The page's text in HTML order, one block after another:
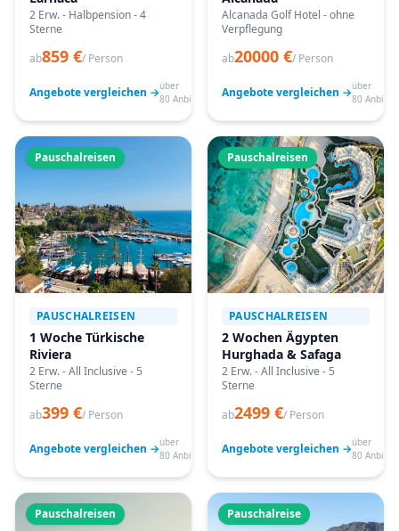
2 Erw. - Halbpension - 4
Sterne
ab859 €/ Person
Angebote vergleichen →über
80 Anbieter
Alcanada Golf Hotel - ohne
Verpflegung
ab20000 €/ Person
Angebote vergleichen →über
80
Pauschalreisen
PAUSCHALREISEN
1 Woche Türkische
Riviera
2 Erw. - All Inclusive - 5
Sterne
ab399 €/ Person
Angebote vergleichen →über
80 Anbieter
Pauschalreisen
PAUSCHALREISEN
2 Wochen Ägypten
Hurghada & Safaga
2 Erw. - All Inclusive - 5
Sterne
ab2499 €/ Person
Angebote vergleichen →über
80
Pauschalreisen Pauschalreise